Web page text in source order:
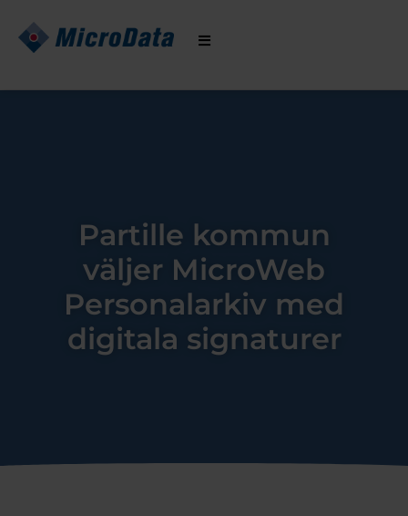
innehåll
Partille kommun
väljer MicroWeb
Personalarkiv med
digitala signaturer